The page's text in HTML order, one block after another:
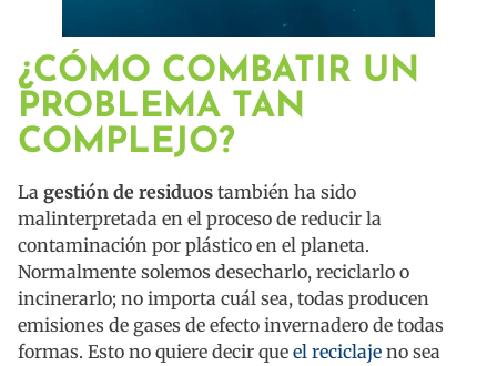
¿CÓMO COMBATIR UN
PROBLEMA TAN
COMPLEJO?
La gestión de residuos también ha sido
malinterpretada en el proceso de reducir la
contaminación por plástico en el planeta.
Normalmente solemos desecharlo, reciclarlo o
incinerarlo; no importa cuál sea, todas producen
emisiones de gases de efecto invernadero de todas
formas. Esto no quiere decir que el reciclaje no sea